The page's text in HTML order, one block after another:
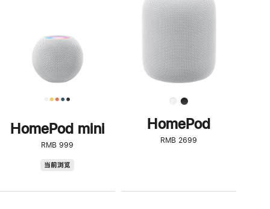
HomePod mini
RMB 999
当前浏览
了
解
HomePod<
HomePod
RMB 2699